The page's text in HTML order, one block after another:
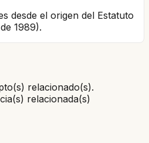
desde el origen del Estatuto
1989).
relacionado(s).
relacionada(s)